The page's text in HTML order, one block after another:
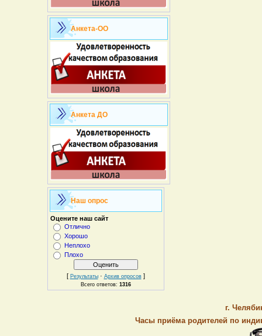
Анкета-ОО
Анкета ДО
Наш опрос
Оцените наш сайт
Отлично
Хорошо
Неплохо
Плохо
[ Результаты· Архив опросов]
Всего ответов: 1316
г.
Часы приёма родителей по